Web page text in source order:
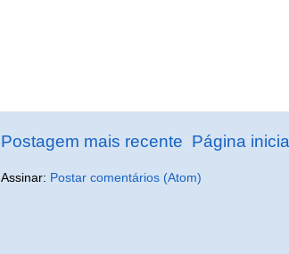
Postagem mais recente Página
Assinar: Postar comentários (Atom)